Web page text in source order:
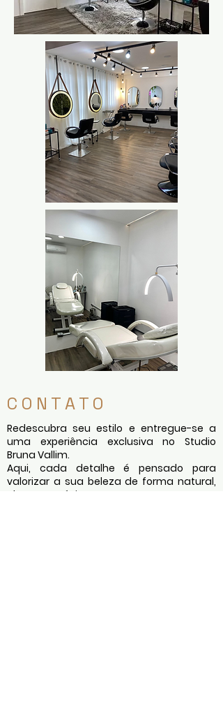
C O N T A T O
Redescubra seu estilo e entregue-se a
uma experiência exclusiva no Studio
Bruna Vallim.
Aqui, cada detalhe é pensado para
valorizar a sua beleza de forma natural,
elegante e única.